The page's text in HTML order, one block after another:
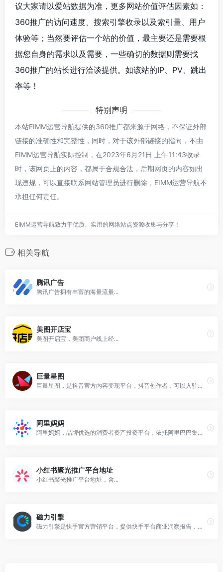
议大家请以爱站数据为准，更多网站价值评估因素如：
360推广的访问速度、搜索引擎收录以及索引量、用户
体验等；当然要评估一个站的价值，最主要还是需要根
据您自身的需求以及需要，一些确切的数据则需要找
360推广的站长进行洽谈提供。如该站的IP、PV、跳出
率等！
特别声明
本站EIMM运营导航提供的360推广都来源于网络，不保证外部
链接的准确性和完整性，同时，对于该外部链接的指向，不由
EIMM运营导航实际控制，在2023年6月21日 上午11:43收录
时，该网页上的内容，都属于合规合法，后期网页的内容如出
现违规，可以直接联系网站管理员进行删除，EIMM运营导航不
承担任何责任。
EIMM运营导航致力于优质、实用的网络站点资源收集与分享！
相关导航
腾讯广告
腾讯广告拥有丰富的海量流量...
美图开店宝
美图开启宝，美团商户线上经...
巨量星图
巨量星图，是抖音官方内容变现平台，抖音创作者，可以入驻并接取任务赚取收益。巨量星图入驻条件：1、抖音达人：抖音粉丝&gt;=1000
阿里妈妈
阿里妈妈，品牌优选的消费者资产投资平台，依托阿里巴巴集团商业数据分析能力和超级媒体矩阵，为客户提供全链路的消费者运营解决方案,让商业营销更加简单高效
小红书聚光推广平台地址
小红书聚光推广平台地址，含...
磁力引擎
磁力引擎是快手官方营销平台，提供快手平台商业洞察报告，权威行业洞察，为您提供营销新视角。